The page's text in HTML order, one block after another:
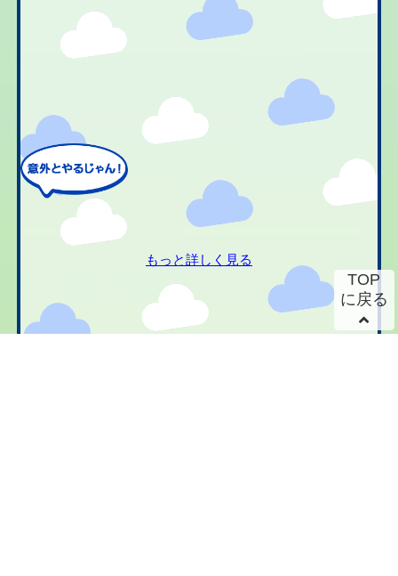
もっと詳しく見る
TOP
に戻る